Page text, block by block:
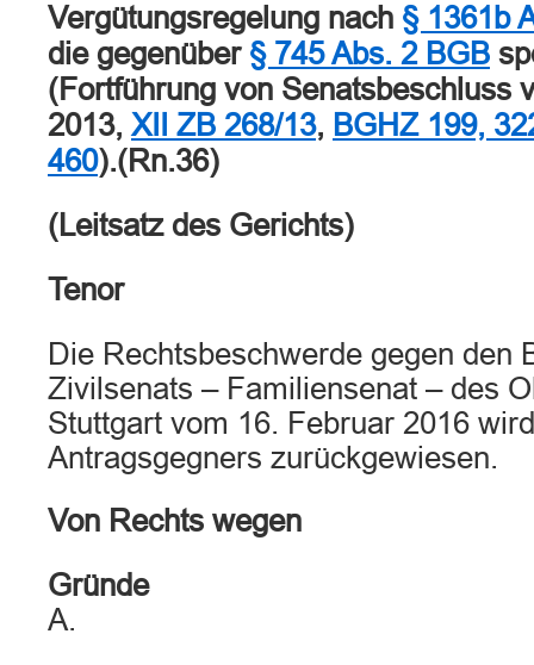
Vergütungsregelung nach § 1361b
die gegenüber § 745 Abs. 2 BGB
(Fortführung von Senatsbeschluss
2013, XII ZB 268/13, BGHZ 199,
460).(Rn.36)
(Leitsatz des Gerichts)
Tenor
Die Rechtsbeschwerde gegen den
Zivilsenats – Familiensenat – des
Stuttgart vom 16. Februar 2016
Antragsgegners zurückgewiesen.
Von Rechts wegen
Gründe
A.